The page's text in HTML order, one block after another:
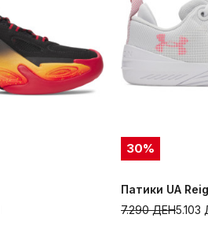
30%
Патики UA
5.103
7.290ДЕН